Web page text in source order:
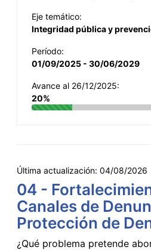
Eje temático:
Integridad pública y
Período:
01/09/2025 - 30/06/2029
Avance al 26/12/2025:
20%
Última actualización: 04/08/2026
04 -
Canales de
Protección de
¿Qué problema pretende